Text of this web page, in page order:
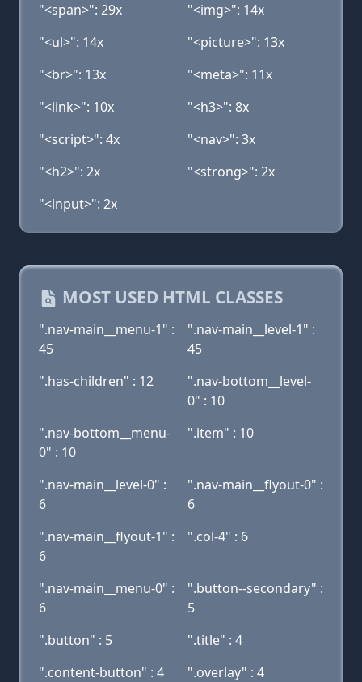
"<span>": 29x
"<img>": 14x
"<ul>": 14x
"<picture>": 13x
"<br>": 13x
"<meta>": 11x
"<link>": 10x
"<h3>": 8x
"<script>": 4x
"<nav>": 3x
"<h2>": 2x
"<strong>": 2x
"<input>": 2x
MOST USED HTML CLASSES
".nav-main__menu-1" :
45
".nav-main__level-1" :
45
".has-children" : 12
".nav-bottom__level-
0" : 10
".nav-bottom__menu-
0" : 10
".item" : 10
".nav-main__level-0" :
6
".nav-main__flyout-0" :
6
".nav-main__flyout-1" :
6
".col-4" : 6
".nav-main__menu-0" :
6
".button--secondary" :
5
".button" : 5
".title" : 4
".content-button" : 4
".overlay" : 4